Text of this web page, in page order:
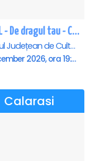
RAOUL - De dragul tau - Calarasi
Centrul Județean de Cultură și Creație Călărași - Sala , Calarasi
13 December 2026, ora 19:00
Calarasi